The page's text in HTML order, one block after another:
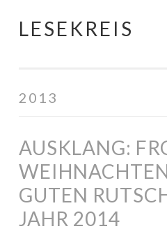
Springe
LESEKREIS
2013
AUSKLANG:
GUTEN
JAHR 2014